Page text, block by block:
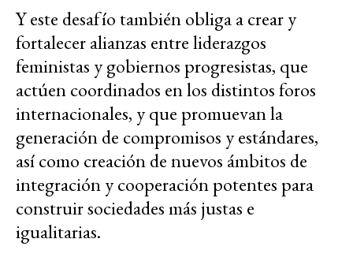
Y este desafío también obliga a crear y
fortalecer alianzas entre liderazgos
feministas y gobiernos progresistas, que
actúen coordinados en los distintos foros
internacionales, y que promuevan la
generación de compromisos y estándares,
así como creación de nuevos ámbitos de
integración y cooperación potentes para
construir sociedades más justas e
igualitarias.